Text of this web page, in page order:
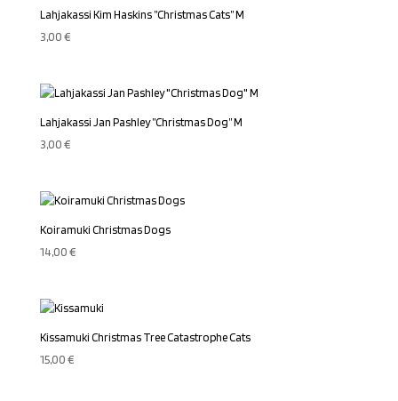
Lahjakassi Kim Haskins ”Christmas Cats” M
3,00€
Lahjakassi Jan Pashley ”Christmas Dog” M
3,00€
Koiramuki Christmas Dogs
14,00€
Kissamuki Christmas Tree Catastrophe Cats
15,00€